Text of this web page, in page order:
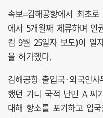
속보=김해공항에서 최초
에서 5개월째 체류하며 인
컴 9월 25일자 보도)이 일
을 허가했다.
김해공항 출입국·외국인
했던 기니 국적 난민 A 씨
대해 항소를 포기하고 입